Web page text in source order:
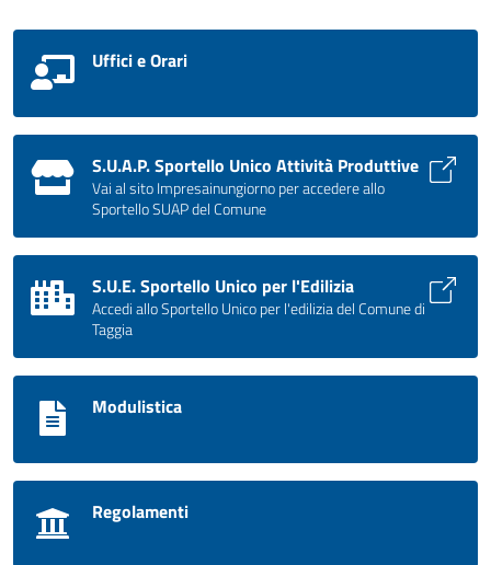
Uffici e Orari
S.U.A.P. Sportello Unico Attività Produttive
Vai al sito Impresainungiorno per accedere allo
Sportello SUAP del Comune
S.U.E. Sportello Unico per l'Edilizia
Accedi allo Sportello Unico per l'edilizia del Comune di
Taggia
Modulistica
Regolamenti